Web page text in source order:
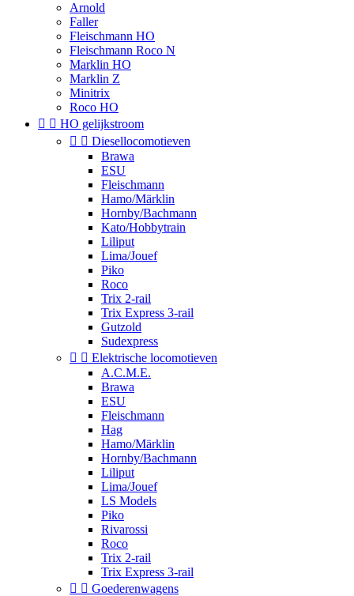
Arnold
Faller
Fleischmann HO
Fleischmann Roco N
Marklin HO
Marklin Z
Minitrix
Roco HO
  HO gelijkstroom
  Diesellocomotieven
Brawa
ESU
Fleischmann
Hamo/Märklin
Hornby/Bachmann
Kato/Hobbytrain
Liliput
Lima/Jouef
Piko
Roco
Trix 2-rail
Trix Express 3-rail
Gutzold
Sudexpress
  Elektrische locomotieven
A.C.M.E.
Brawa
ESU
Fleischmann
Hag
Hamo/Märklin
Hornby/Bachmann
Liliput
Lima/Jouef
LS Models
Piko
Rivarossi
Roco
Trix 2-rail
Trix Express 3-rail
  Goederenwagens